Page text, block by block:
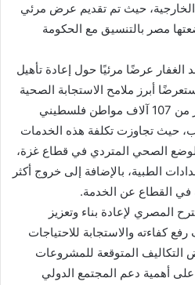
حيث تم تقديم عرض مرئي
مصر بالتنسيق مع الحكومة
الغفار عرضًا مرئيًا حول إعادة تأهيل
أبرز ملامح الاستجابة الصحية
الطارئة التي قدمتها مصر لأكثر من 107 آلاف مواطن فلسطيني
حيث تجاوزت تكلفة هذه الخدمات
الوضع الصحي المتردي في قطاع غزة،
الطبية، بالإضافة إلى خروج أكثر
المصري لإعادة بناء وتعزيز
كفاءته والاستجابة للاحتياجات
التكاليف المتوقعة للمشروعات
أهمية دعم المجتمع الدولي